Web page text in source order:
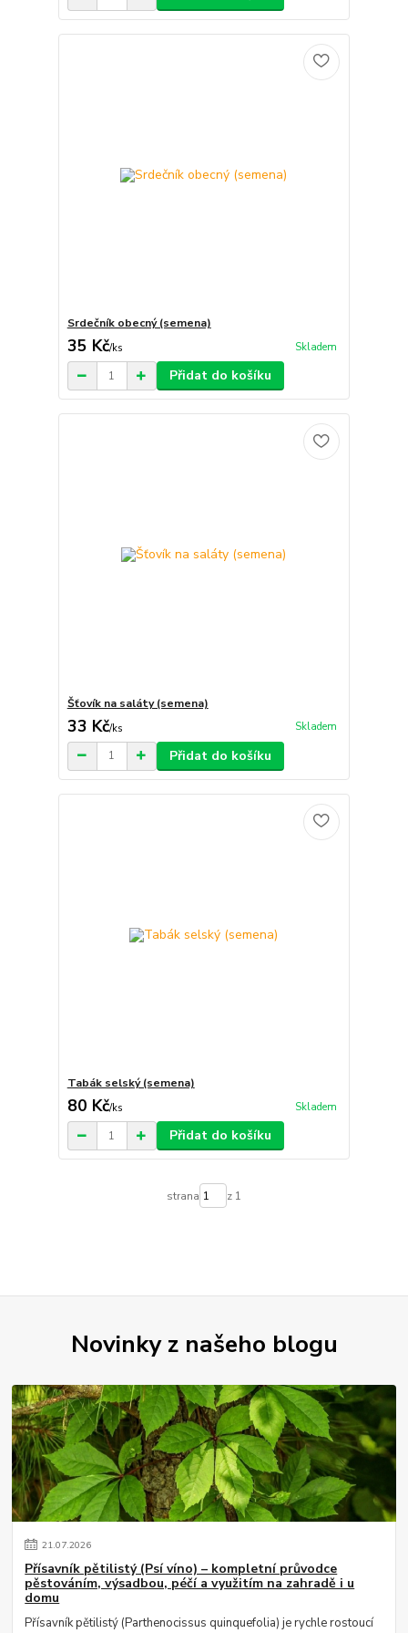
Srdečník obecný (semena)
35 Kč/ks Skladem
Přidat do košíku
Šťovík na saláty (semena)
33 Kč/ks Skladem
Přidat do košíku
Tabák selský (semena)
80 Kč/ks Skladem
Přidat do košíku
strana z 1
Novinky z našeho blogu
21.07.2026
Přísavník pětilistý (Psí víno) – kompletní průvodce
pěstováním, výsadbou, péčí a využitím na zahradě i u
domu
Přísavník pětilistý (Parthenocissus quinquefolia) je rychle rostoucí